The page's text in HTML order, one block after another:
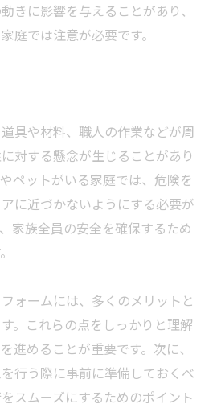
きに影響を与えることがあり、
庭では注意が必要です。
具や材料、職人の作業などが周
対する懸念が生じることがあり
ペットがいる家庭では、危険を
に近づかないようにする必要が
家族全員の安全を確保するため
ォームには、多くのメリットと
。これらの点をしっかりと理解
進めることが重要です。次に、
行う際に事前に準備しておくべ
スムーズにするためのポイント